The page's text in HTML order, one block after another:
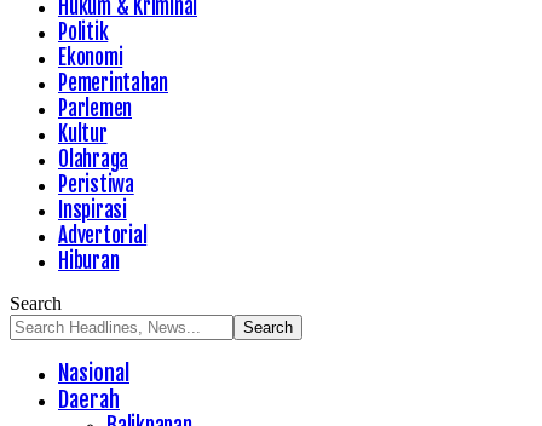
Hukum & Kriminal
Politik
Ekonomi
Pemerintahan
Parlemen
Kultur
Olahraga
Peristiwa
Inspirasi
Advertorial
Hiburan
Search
Nasional
Daerah